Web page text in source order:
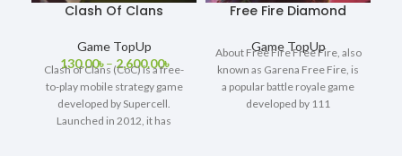
Clash Of Clans
Game TopUp
130.00৳ – 2,600.00৳
Clash of Clans (CoC) is a free-
to-play mobile strategy game
developed by Supercell.
Launched in 2012, it has
Free Fire Diamond
Game TopUp
About Free Fire Free Fire, also
known as Garena Free Fire, is
a popular battle royale game
developed by 111